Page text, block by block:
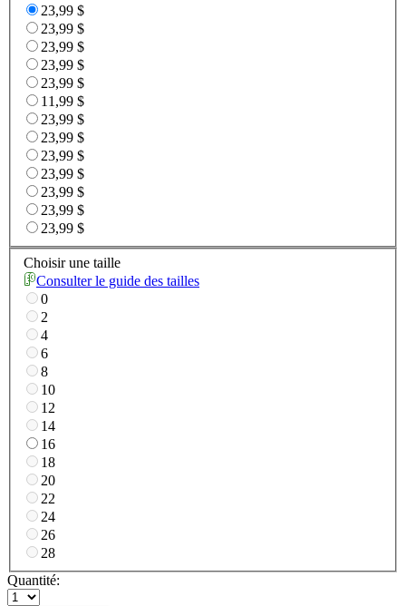
23,99 $
23,99 $
23,99 $
23,99 $
23,99 $
11,99 $
23,99 $
23,99 $
23,99 $
23,99 $
23,99 $
23,99 $
23,99 $
Choisir une taille
Consulter le guide des tailles
0
2
4
6
8
10
12
14
16
18
20
22
24
26
28
Quantité: